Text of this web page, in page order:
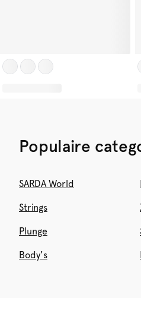
Populaire
SARDA World
Strings
Plunge
Body's